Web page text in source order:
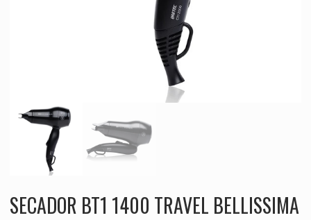
SECADOR BT1 1400 TRAVEL BELLISSIMA